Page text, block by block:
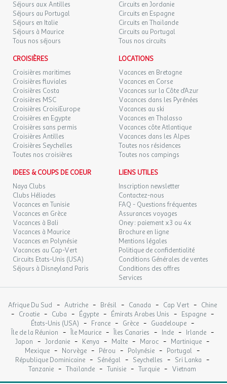
Séjours aux Antilles
Séjours au Portugal
Séjours en Italie
Séjours à Maurice
Tous nos séjours
Circuits en Jordanie
Circuits en Espagne
Circuits en Thaïlande
Circuits au Portugal
Tous nos circuits
CROISIÈRES
Croisières maritimes
Croisières fluviales
Croisières Costa
Croisières MSC
Croisières CroisiEurope
Croisières en Egypte
Croisières sans permis
Croisières Antilles
Croisières Seychelles
Toutes nos croisières
LOCATIONS
Vacances en Bretagne
Vacances en Corse
Vacances sur la Côte d'Azur
Vacances dans les Pyrénées
Vacances au ski
Vacances en Thalasso
Vacances côte Atlantique
Vacances dans les Alpes
Toutes nos résidences
Toutes nos campings
IDEES & COUPS DE COEUR
Naya Clubs
Clubs Héliades
Vacances en Tunisie
Vacances en Grèce
Vacances à Bali
Vacances à Maurice
Vacances en Polynésie
Vacances au Cap-Vert
Circuits Etats-Unis (USA)
Séjours à Disneyland Paris
LIENS UTILES
Inscription newsletter
Contactez-nous
FAQ - Questions fréquentes
Assurances voyages
Oney : paiement x3 ou 4x
Brochure en ligne
Mentions légales
Politique de confidentialité
Conditions Générales de ventes
Conditions des offres
Services
Afrique Du Sud - Autriche - Brésil - Canada - Cap Vert - Chine
- Croatie - Cuba - Égypte - Émirats Arabes Unis - Espagne -
États-Unis (USA) - France - Grèce - Guadeloupe -
Île de la Réunion - Île Maurice - Îles Canaries - Inde - Irlande -
Japon - Jordanie - Kenya - Malte - Maroc - Martinique -
Mexique - Norvège - Pérou - Polynésie - Portugal -
République Dominicaine - Sénégal - Seychelles - Sri Lanka -
Tanzanie - Thaïlande - Tunisie - Turquie - Vietnam